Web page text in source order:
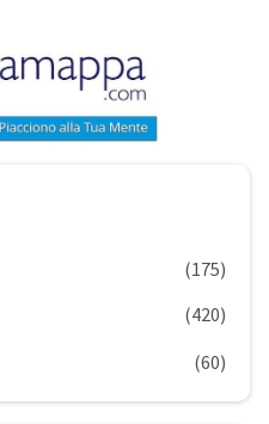
(175)
(420)
(60)